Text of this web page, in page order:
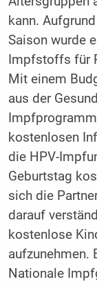
kann.
Saison wurde
Impfstoffs für
Mit einem
aus der
kostenlosen
die HPV-
Geburtstag
sich die
darauf
kostenlose
aufzunehmen.
Nationale